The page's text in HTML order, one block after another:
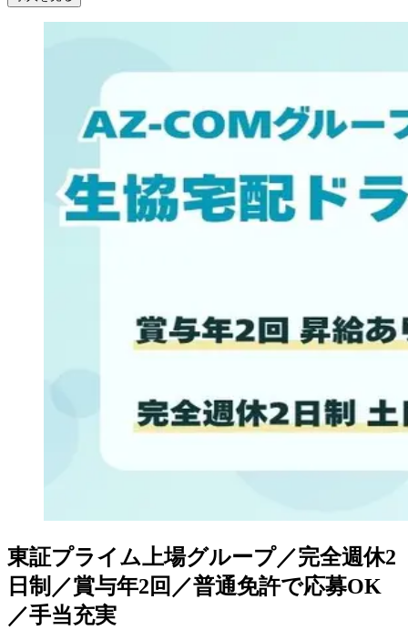
東証プライム上場グループ／完全週休2
日制／賞与年2回／普通免許で応募OK
／手当充実